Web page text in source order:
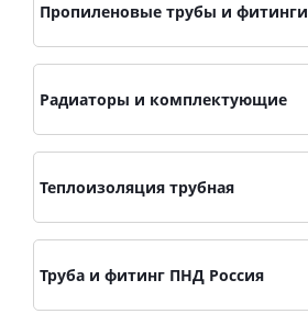
Пропиленовые трубы и фитинги
Радиаторы и комплектующие
Теплоизоляция трубная
Труба и фитинг ПНД Россия